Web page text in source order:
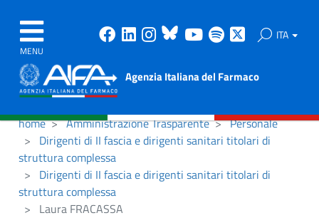
MENU
Facebook
Linkedin
Instagram
Bluesky
Youtube
Spotify ITA
Agenzia Italiana del Farmaco
home Amministrazione Trasparente
Personale
Dirigenti di II fascia e dirigenti sanitari titolari di
struttura complessa
Dirigenti di II fascia e dirigenti sanitari titolari di
struttura complessa
Laura FRACASSA